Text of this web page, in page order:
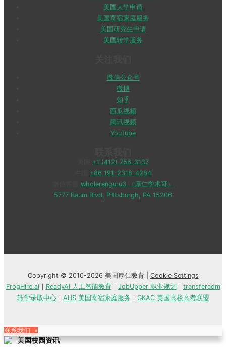
美国大学申请
美国寄宿家庭服务
美国研究生申请
美国转学服务
微信公众号
微博
知乎
西瓜视频
腾讯视频
YouTube
+1 (412) 756-3137
+86 191-2318-4284
wholerenguru3 （厚仁学术哥）
5777 Baum Blvd, Pittsburgh, PA 15206
Copyright © 2010-2026 美国厚仁教育 | Cookie Settings
FrogHire.ai｜ ReadyAI 人工智能教育｜ JobUpper 职业规划 ｜ transferadm
转学录取中心｜ AHS 美国寄宿家庭服务 ｜ GKAC 美国高校高考联盟
联系我们 »
美国校园资讯